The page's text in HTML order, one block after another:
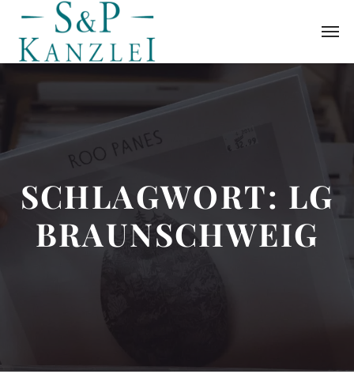
SCHLAGWORT: LG
BRAUNSCHWEIG